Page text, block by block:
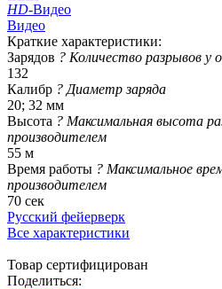
HD-Видео
Видео
Краткие характеристики:
Зарядов ? Количество разрывов у
132
Калибр ? Диаметр заряда
20; 32 мм
Высота ? Максимальная высота
производителем
55 м
Время работы ? Максимальное
производителем
70 сек
Русский фейерверк
Все характеристики
Товар сертифицирован
Поделиться: